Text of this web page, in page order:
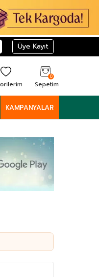
Üye Kayıt
0
Sepetim
KAMPANYALAR